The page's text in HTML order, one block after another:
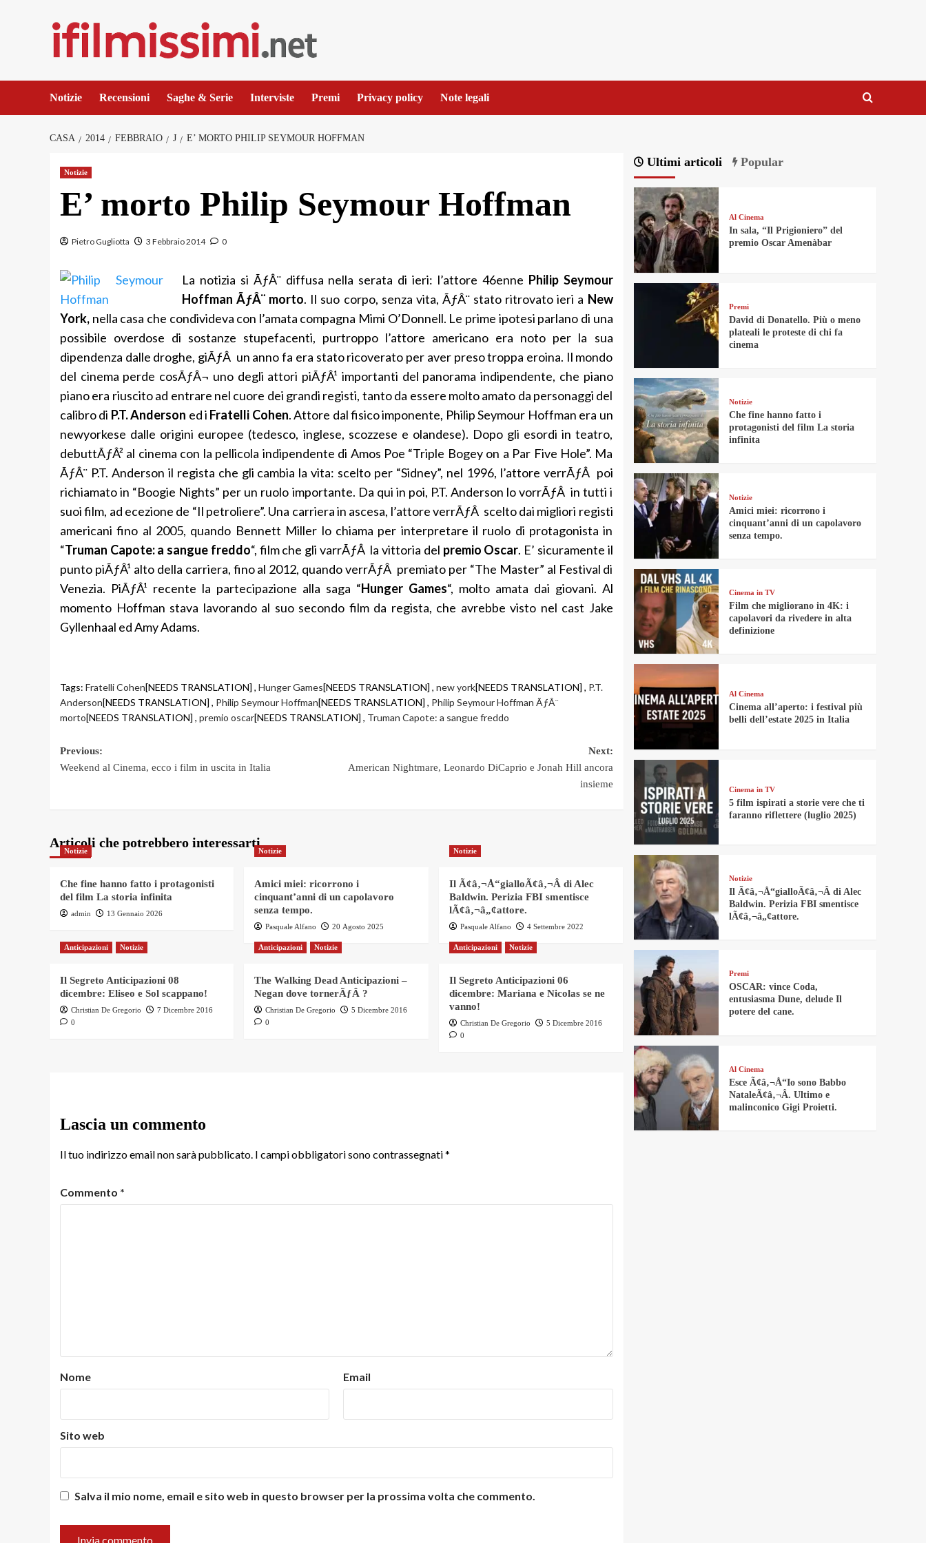
Notizie Recensioni Saghe & Serie Interviste Premi Privacy policy Note legali
CASA 2014 FEBBRAIO J E’ MORTO PHILIP SEYMOUR HOFFMAN
Notizie
E’ morto Philip Seymour Hoffman
Pietro Gugliotta 3 Febbraio 2014 0
La notizia si ÃƒÂ¨ diffusa nella serata di ieri: l’attore 46enne Philip Seymour
Hoffman ÃƒÂ¨ morto. Il suo corpo, senza vita, ÃƒÂ¨ stato ritrovato ieri a New
York, nella casa che condivideva con l’amata compagna Mimi O’Donnell. Le prime ipotesi parlano di una
possibile overdose di sostanze stupefacenti, purtroppo l’attore americano era noto per la sua
dipendenza dalle droghe, giÃƒÂ un anno fa era stato ricoverato per aver preso troppa eroina. Il mondo
del cinema perde cosÃƒÂ¬ uno degli attori piÃƒÂ¹ importanti del panorama indipendente, che piano
piano era riuscito ad entrare nel cuore dei grandi registi, tanto da essere molto amato da personaggi del
calibro di P.T. Anderson ed i Fratelli Cohen. Attore dal fisico imponente, Philip Seymour Hoffman era un
newyorkese dalle origini europee (tedesco, inglese, scozzese e olandese). Dopo gli esordi in teatro,
debuttÃƒÂ² al cinema con la pellicola indipendente di Amos Poe “Triple Bogey on a Par Five Hole”. Ma
ÃƒÂ¨ P.T. Anderson il regista che gli cambia la vita: scelto per “Sidney”, nel 1996, l’attore verrÃƒÂ poi
richiamato in “Boogie Nights” per un ruolo importante. Da qui in poi, P.T. Anderson lo vorrÃƒÂ in tutti i
suoi film, ad ecezione de “Il petroliere”. Una carriera in ascesa, l’attore verrÃƒÂ scelto dai migliori registi
americani fino al 2005, quando Bennett Miller lo chiama per interpretare il ruolo di protagonista in
“Truman Capote: a sangue freddo“, film che gli varrÃƒÂ la vittoria del premio Oscar. E’ sicuramente il
punto piÃƒÂ¹ alto della carriera, fino al 2012, quando verrÃƒÂ premiato per “The Master” al Festival di
Venezia. PiÃƒÂ¹ recente la partecipazione alla saga “Hunger Games“, molto amata dai giovani. Al
momento Hoffman stava lavorando al suo secondo film da regista, che avrebbe visto nel cast Jake
Gyllenhaal ed Amy Adams.
Tags: Fratelli Cohen[NEEDS TRANSLATION] , Hunger Games[NEEDS TRANSLATION] , new york[NEEDS TRANSLATION] , P.T.
Anderson[NEEDS TRANSLATION] , Philip Seymour Hoffman[NEEDS TRANSLATION] , Philip Seymour Hoffman ÃƒÂ¨
morto[NEEDS TRANSLATION] , premio oscar[NEEDS TRANSLATION] , Truman Capote: a sangue freddo
Post
Previous:
Weekend al Cinema, ecco i film in uscita in Italia
Next:
American Nightmare, Leonardo DiCaprio e Jonah Hill ancora
insieme
Articoli che potrebbero interessarti
Notizie
Che fine hanno fatto i protagonisti
del film La storia infinita
admin 13 Gennaio 2026
Notizie
Amici miei: ricorrono i
cinquant’anni di un capolavoro
senza tempo.
Pasquale Alfano 20 Agosto 2025
Notizie
Il Ã¢â‚¬Å“gialloÃ¢â‚¬Â di Alec
Baldwin. Perizia FBI smentisce
lÃ¢â‚¬â„¢attore.
Pasquale Alfano 4 Settembre 2022
Anticipazioni Notizie
Il Segreto Anticipazioni 08
dicembre: Eliseo e Sol scappano!
Christian De Gregorio
7 Dicembre 2016
0
Anticipazioni Notizie
The Walking Dead Anticipazioni –
Negan dove tornerÃƒÂ ?
Christian De Gregorio
5 Dicembre 2016
0
Anticipazioni Notizie
Il Segreto Anticipazioni 06
dicembre: Mariana e Nicolas se ne
vanno!
Christian De Gregorio
5 Dicembre 2016
0
Lascia un commento
Il tuo indirizzo email non sarà pubblicato. I campi obbligatori sono contrassegnati*
Commento *
Nome Email
Sito web
Salva il mio nome, email e sito web in questo browser per la prossima volta che commento.
Ultimi articoli Popular
Al Cinema
In sala, “Il Prigioniero” del
premio Oscar Amenàbar
Premi
David di Donatello. Più o meno
plateali le proteste di chi fa
cinema
Notizie
Che fine hanno fatto i
protagonisti del film La storia
infinita
Notizie
Amici miei: ricorrono i
cinquant’anni di un capolavoro
senza tempo.
Cinema in TV
Film che migliorano in 4K: i
capolavori da rivedere in alta
definizione
Al Cinema
Cinema all’aperto: i festival più
belli dell’estate 2025 in Italia
Cinema in TV
5 film ispirati a storie vere che ti
faranno riflettere (luglio 2025)
Notizie
Il Ã¢â‚¬Å“gialloÃ¢â‚¬Â di Alec
Baldwin. Perizia FBI smentisce
lÃ¢â‚¬â„¢attore.
Premi
OSCAR: vince Coda,
entusiasma Dune, delude Il
potere del cane.
Al Cinema
Esce Ã¢â‚¬Å“Io sono Babbo
NataleÃ¢â‚¬Â. Ultimo e
malinconico Gigi Proietti.